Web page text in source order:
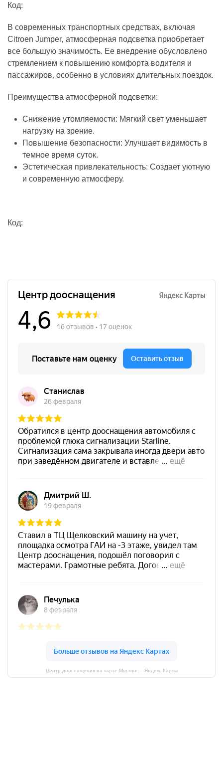
Код:
В современных транспортных средствах‚ включая
Citroen Jumper‚ атмосферная подсветка приобретает
все большую значимость. Ее внедрение обусловлено
стремлением к повышению комфорта водителя и
пассажиров‚ особенно в условиях длительных поездок.
Преимущества атмосферной подсветки:
Снижение утомляемости: Мягкий свет уменьшает
нагрузку на зрение.
Повышение безопасности: Улучшает видимость в
темное время суток.
Эстетическая привлекательность: Создает уютную
и современную атмосферу.
Код:
Центр дооснащения на карте Москвы — Яндекс Карты